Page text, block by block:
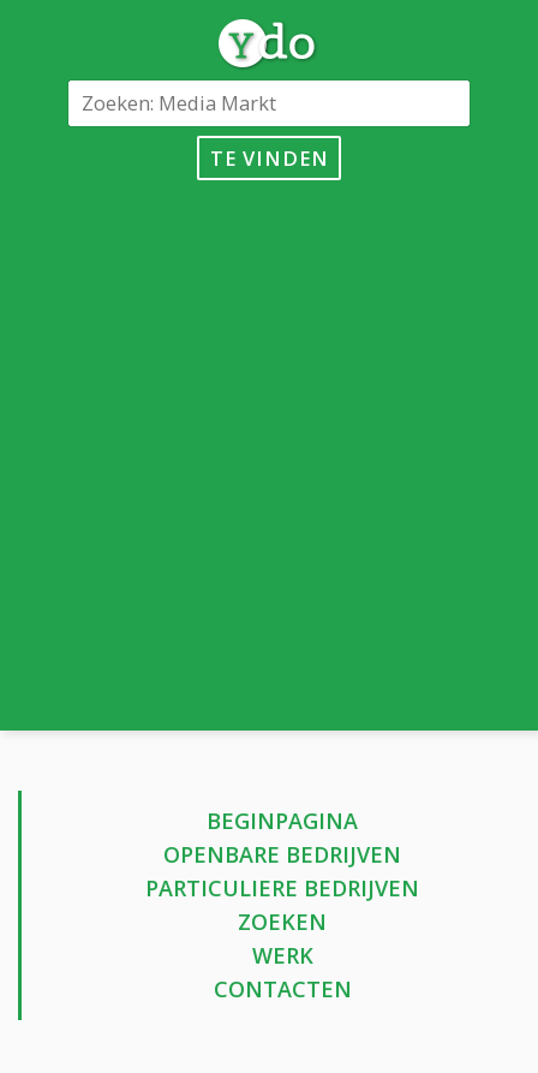
TE VINDEN
BEGINPAGINA
OPENBARE BEDRIJVEN
PARTICULIERE BEDRIJVEN
ZOEKEN
WERK
CONTACTEN